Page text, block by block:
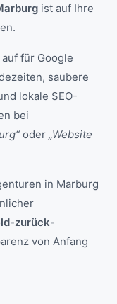
ist auf Ihre
für Google
saubere
lokale SEO-
bei
oder „Website
in Marburg
zurück-
von Anfang